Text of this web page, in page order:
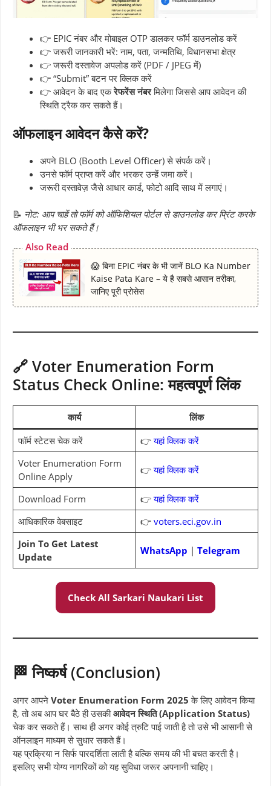
👉 EPIC नंबर और मोबाइल OTP डालकर फॉर्म डाउनलोड करें
👉 जरूरी जानकारी भरें: नाम, पता, जन्मतिथि, विधानसभा क्षेत्र
👉 जरूरी दस्तावेज अपलोड करें (PDF / JPEG में)
👉 “Submit” बटन पर क्लिक करें
👉 आवेदन के बाद एकरेफरेंस नंबरमिलेगा जिससे आप आवेदन की
स्थिति ट्रैक कर सकते हैं।
ऑफलाइन आवेदन कैसे करें?
अपने BLO (Booth Level Officer) से संपर्क करें।
उनसे फॉर्म प्राप्त करें और भरकर उन्हें जमा करें।
जरूरी दस्तावेज़ जैसे आधार कार्ड, फोटो आदि साथ में लगाएं।
📝 नोट: आप चाहें तो फॉर्म को ऑफिशियल पोर्टल से डाउनलोड कर प्रिंट करके
ऑफलाइन भी भर सकते हैं।
Also Read
😱 बिना EPIC नंबर के भी जानें BLO Ka Number
Kaise Pata Kare – ये है सबसे आसान तरीका,
जानिए पूरी प्रोसेस
🔗 Voter Enumeration Form
Status Check Online: महत्वपूर्ण लिंक
कार्य
लिंक
फॉर्म स्टेटस चेक करें
👉यहां क्लिक करें
Voter Enumeration Form
Online Apply
👉यहां क्लिक करें
Download Form 👉यहां क्लिक करें
आधिकारिक वेबसाइट
👉 voters.eci.gov.in
Join To Get Latest
Update
WhatsApp | Telegram
Check All Sarkari Naukari List
🏁 निष्कर्ष (Conclusion)
अगर आपने Voter Enumeration Form 2025 के लिए आवेदन किया
है, तो अब आप घर बैठे ही उसकीआवेदन स्थिति (Application Status)
चेक कर सकते हैं। साथ ही अगर कोई त्रुटि पाई जाती है तो उसे भी आसानी से
ऑनलाइन माध्यम से सुधार सकते हैं।
यह प्रक्रिया न सिर्फ पारदर्शिता लाती है बल्कि समय की भी बचत करती है।
इसलिए सभी योग्य नागरिकों को यह सुविधा जरूर अपनानी चाहिए।